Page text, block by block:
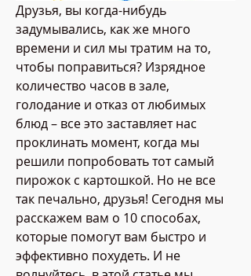
Друзья, вы когда-нибудь
задумывались, как же много
времени и сил мы тратим на то,
чтобы поправиться? Изрядное
количество часов в зале,
голодание и отказ от любимых
блюд – все это заставляет нас
проклинать момент, когда мы
решили попробовать тот самый
пирожок с картошкой. Но не все
так печально, друзья! Сегодня мы
расскажем вам о 10 способах,
которые помогут вам быстро и
эффективно похудеть. И не